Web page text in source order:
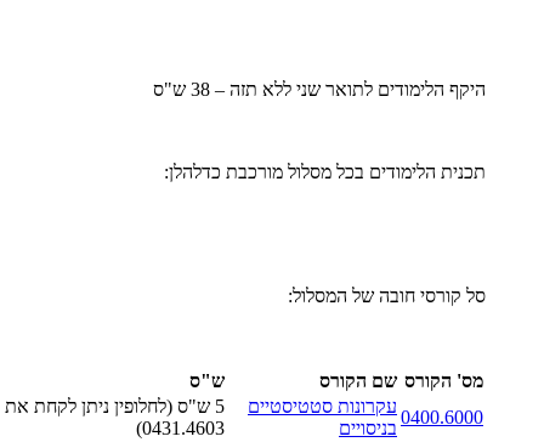
היקף הלימודים לתואר שני ללא תזה – 38 ש"ס
תכנית הלימודים בכל מסלול מורכבת כדלהלן:
סל קורסי חובה של המסלול:
מס' הקורס שם הקורס
ש"ס
0400.6000
עקרונות סטטיסטיים
בניסויים
5 ש"ס (לחלופין ניתן לקחת
0431.4603)